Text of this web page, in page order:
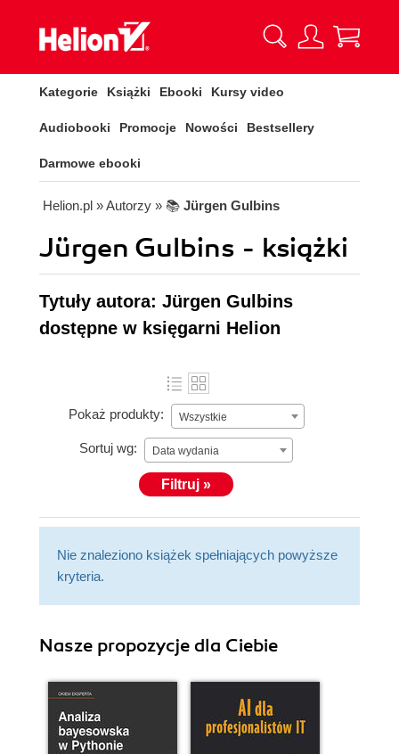
Kategorie Książki Ebooki Kursy video
Audiobooki Promocje Nowości Bestsellery
Darmowe ebooki
Helion.pl » Autorzy » 📚 Jürgen Gulbins
Jürgen Gulbins - książki
Tytuły autora: Jürgen Gulbins
dostępne w księgarni Helion
Pokaż produkty: Wszystkie
Sortuj wg: Data wydania
Filtruj »
Nie znaleziono książek spełniających powyższe
kryteria.
Nasze propozycje dla Ciebie